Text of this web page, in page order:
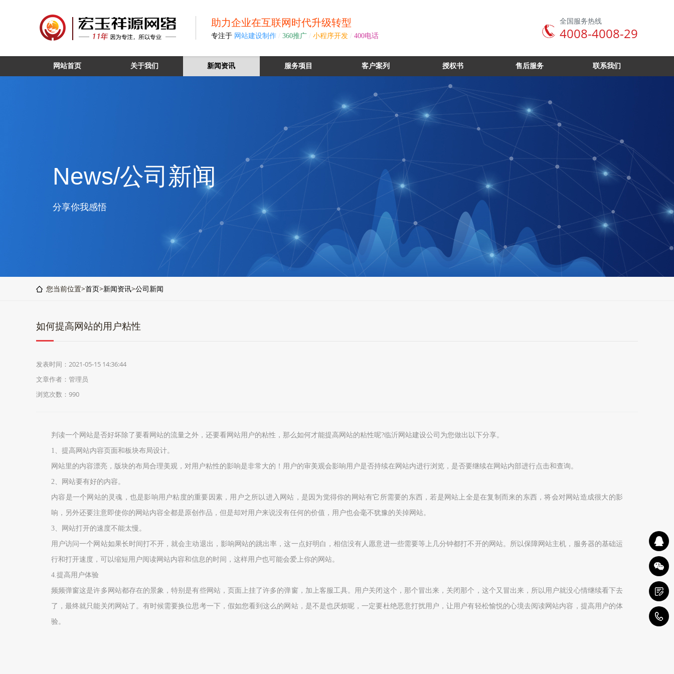
助力企业在互联网时代升级转型
专注于 网站建设制作 / 360推广 / 小程序开发 / 400电话
全国服务热线
4008-4008-29
网站首页 关于我们 新闻资讯 服务项目 客户案列 授权书 售后服务 联系我们
News/公司新闻
分享你我感悟
您当前位置>首页>新闻资讯>公司新闻
如何提高网站的用户粘性
发表时间：2021-05-15 14:36:44
文章作者：管理员
浏览次数：990
判读一个网站是否好坏除了要看网站的流量之外，还要看网站用户的粘性，那么如何才能提高网站的粘性呢?临沂网站建设公司为您做出以下分享。
1 、提高网站内容页面和板块布局设计。
网站里的内容漂亮，版块的布局合理美观，对用户粘性的影响是非常大的！用户的审美观会影响用户是否持续在网站内进行浏览，是否要继续在网站内部进行点击和查询。
2、网站要有好的内容。
内容是一个网站的灵魂，也是影响用户粘度的重要因素，用户之所以进入网站，是因为觉得你的网站有它所需要的东西，若是网站上全是在复制而来的东西，将会对网站造成很大的影
响，另外还要注意即使你的网站内容全都是原创作品，但是却对用户来说没有任何的价值，用户也会毫不犹豫的关掉网站。
3、网站打开的速度不能太慢。
用户访问一个网站如果长时间打不开，就会主动退出，影响网站的跳出率，这一点好明白，相信没有人愿意进一些需要等上几分钟都打不开的网站。所以保障网站主机，服务器的基础运
行和打开速度，可以缩短用户阅读网站内容和信息的时间，这样用户也可能会爱上你的网站。
4.提高用户体验
频频弹窗这是许多网站都存在的景象，特别是有些网站，页面上挂了许多的弹窗，加上客服工具。用户关闭这个，那个冒出来，关闭那个，这个又冒出来，所以用户就没心情继续看下去
了，最终就只能关闭网站了。有时候需要换位思考一下，假如您看到这么的网站，是不是也厌烦呢，一定要杜绝恶意打扰用户，让用户有轻松愉悦的心境去阅读网站内容 ， 提高用户的体
验。